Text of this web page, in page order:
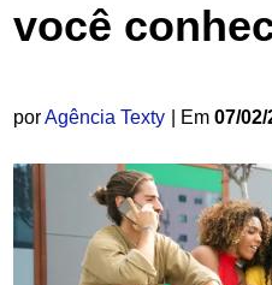
você
porAgência Texty | Em 07/